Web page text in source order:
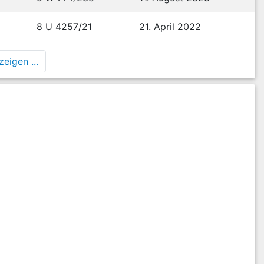
erstinstanzlichen Vorbringens,
9
13 O 481/14
auf einen Betrag von 12.000.000,00 Euro seit
von Schadensersatz als auch im Hinblick auf
8 U 4257/21 21. April 2022
...